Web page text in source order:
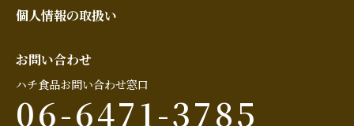
個人情報の取扱い
お問い合わせ
ハチ食品お問い合わせ窓口
06-6471-3785